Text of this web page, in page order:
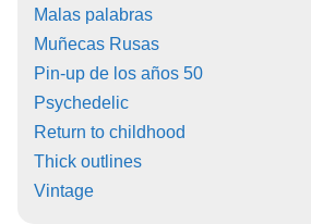
Malas palabras
Muñecas Rusas
Pin-up de los años 50
Psychedelic
Return to childhood
Thick outlines
Vintage